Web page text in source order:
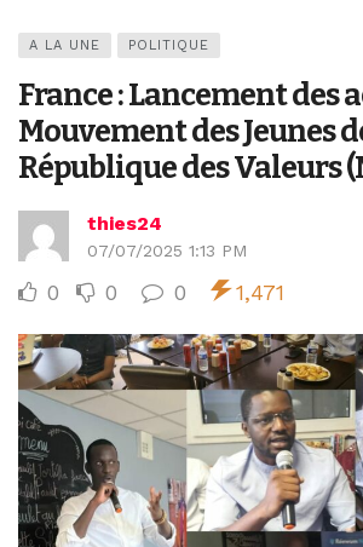
A LA UNE POLITIQUE
France : Lancement des
Mouvement des Jeunes
République des Valeurs
thies24
07/07/2025 1:13 PM
0 0 0 1,471